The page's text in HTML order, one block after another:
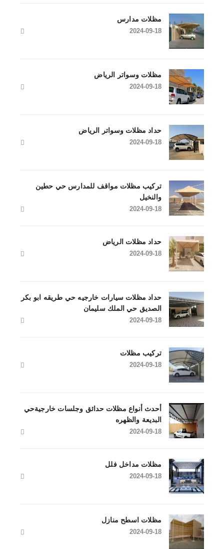
مظلات مدارس
2024-09-18
مظلات وسواتر الرياض
2024-09-18
حداد مظلات وسواتر الرياض
2024-09-18
تركيب مظلات مواقف للمدارس حي حطين
والنخيل
2024-09-18
حداد مظلات الرياض
2024-09-18
حداد مظلات سيارات خارجيه حي طريقه ابو بكر
الصديق حي الملك سليمان
2024-09-18
تركيب مظلات
2024-09-18
أحدث أنواع مظلات حدائق وجلسات خارجيةحي
البديعة والظهره
2024-09-18
مظلات مداخل فلل
2024-09-18
مظلات اسطح منازل
2024-09-18